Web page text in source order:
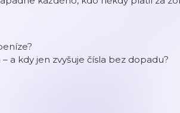
a kdy jen zvyšuje čísla bez dopadu?